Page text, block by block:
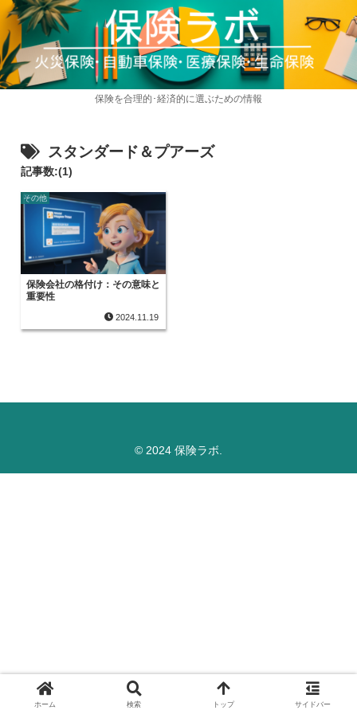
保険を合理的･経済的に選ぶための情報
スタンダード＆プアーズ
記事数:(1)
その他
保険会社の格付け：その意味と
重要性
2024.11.19
© 2024 保険ラボ.
ホーム 検索 トップ サイドバー